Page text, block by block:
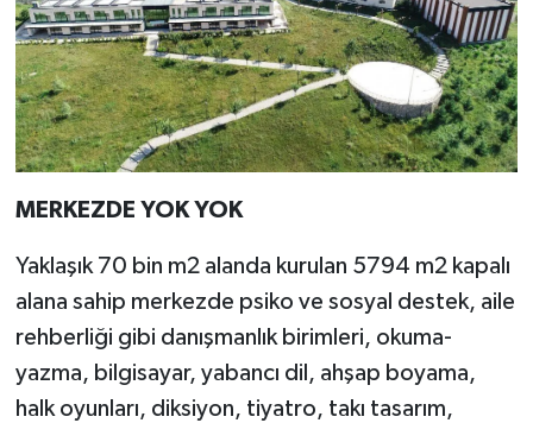
MERKEZDE YOK YOK
Yaklaşık 70 bin m2 alanda kurulan 5794 m2 kapalı
alana sahip merkezde psiko ve sosyal destek, aile
rehberliği gibi danışmanlık birimleri, okuma-
yazma, bilgisayar, yabancı dil, ahşap boyama,
halk oyunları, diksiyon, tiyatro, takı tasarım,